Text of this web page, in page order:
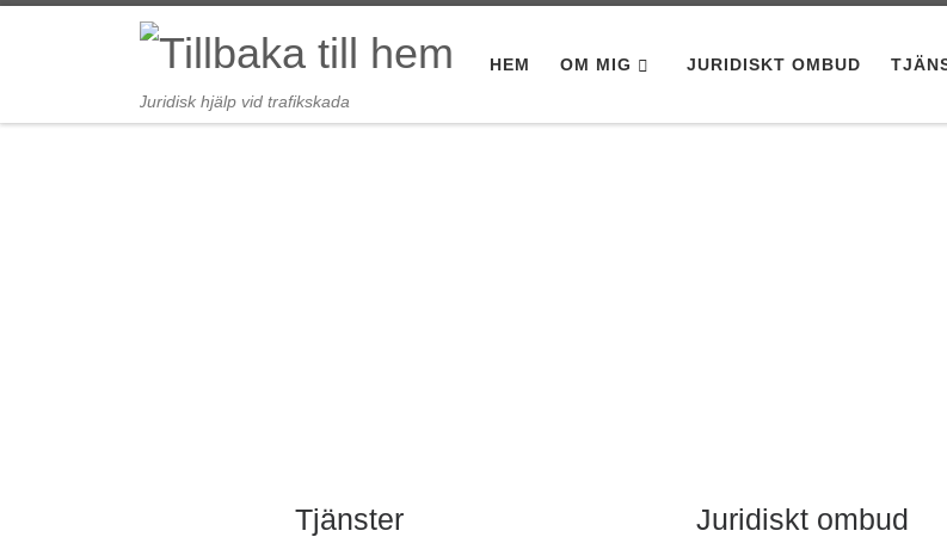
Hoppa till innehåll
Juridisk hjälp vid trafikskada
HEM OM MIG JURIDISKT OMBUD
Tjänster Juridiskt ombud